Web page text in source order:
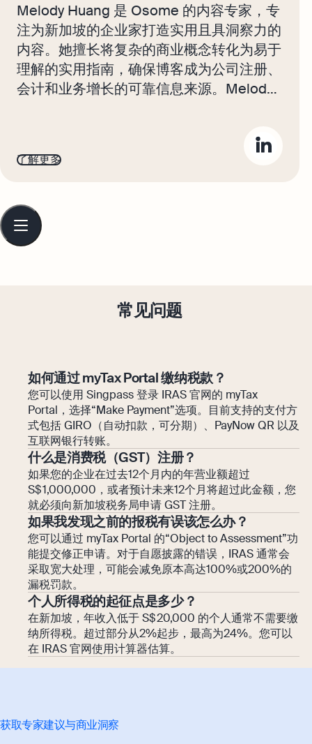
Melody Huang 是 Osome 的内容专家，专
注为新加坡的企业家打造实用且具洞察力的
内容。她擅长将复杂的商业概念转化为易于
理解的实用指南，确保博客成为公司注册、
会计和业务增长的可靠信息来源。Melody
了解更多
Table
contents
常见问题
如何通过 myTax Portal 缴纳税款？
您可以使用 Singpass 登录 IRAS 官网的 myTax
Portal，选择“Make Payment”选项。目前支持的支付方
式包括 GIRO（自动扣款，可分期）、PayNow QR 以及
互联网银行转账。
什么是消费税（GST）注册？
如果您的企业在过去12个月内的年营业额超过
S$ 1,000,000，或者预计未来12个月将超过此金额，您
就必须向新加坡税务局申请 GST 注册。
如果我发现之前的报税有误该怎么办？
您可以通过 myTax Portal 的“Object to Assessment”功
能提交修正申请。对于自愿披露的错误，IRAS 通常会
采取宽大处理，可能会减免原本高达100%或200%的
漏税罚款。
个人所得税的起征点是多少？
在新加坡，年收入低于 S$ 20,000 的个人通常不需要缴
纳所得税。超过部分从2%起步，最高为24%。您可以
在 IRAS 官网使用计算器估算。
获取专家建议与商业洞察